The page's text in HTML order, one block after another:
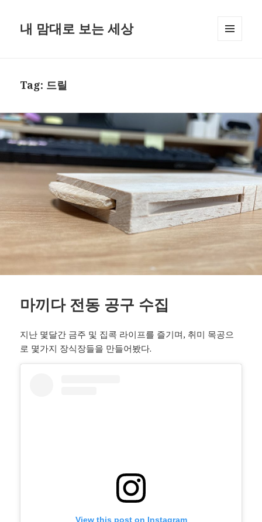
내 맘대로 보는 세상
Tag: 드릴
마끼다 전동 공구 수집
지난 몇달간 금주 및 집콕 라이프를 즐기며, 취미 목공으
로 몇가지 장식장들을 만들어봤다.
View this post on Instagram